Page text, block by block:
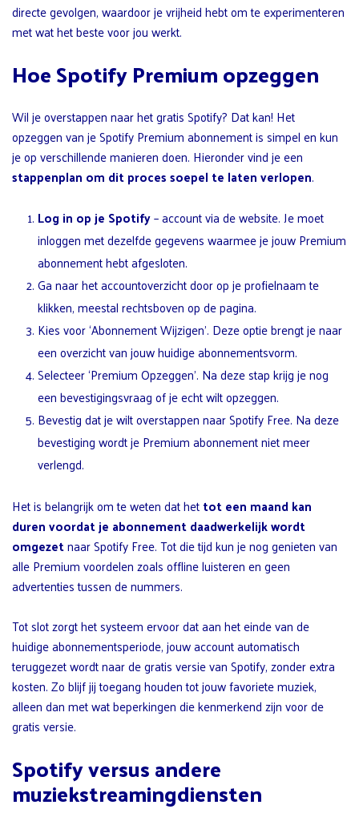
directe gevolgen, waardoor je vrijheid hebt om te experimenteren
met wat het beste voor jou werkt.
Hoe Spotify Premium opzeggen
Wil je overstappen naar het gratis Spotify? Dat kan! Het
opzeggen van je Spotify Premium abonnement is simpel en kun
je op verschillende manieren doen. Hieronder vind je een
stappenplan om dit proces soepel te laten verlopen.
Log in op je Spotify– account via de website. Je moet
inloggen met dezelfde gegevens waarmee je jouw Premium
abonnement hebt afgesloten.
Ga naar het accountoverzicht door op je profielnaam te
klikken, meestal rechtsboven op de pagina.
Kies voor ‘Abonnement Wijzigen’. Deze optie brengt je naar
een overzicht van jouw huidige abonnementsvorm.
Selecteer ‘Premium Opzeggen’. Na deze stap krijg je nog
een bevestigingsvraag of je echt wilt opzeggen.
Bevestig dat je wilt overstappen naar Spotify Free. Na deze
bevestiging wordt je Premium abonnement niet meer
verlengd.
Het is belangrijk om te weten dat hettot een maand kan
duren voordat je abonnement daadwerkelijk wordt
omgezetnaar Spotify Free. Tot die tijd kun je nog genieten van
alle Premium voordelen zoals offline luisteren en geen
advertenties tussen de nummers.
Tot slot zorgt het systeem ervoor dat aan het einde van de
huidige abonnementsperiode, jouw account automatisch
teruggezet wordt naar de gratis versie van Spotify, zonder extra
kosten. Zo blijf jij toegang houden tot jouw favoriete muziek,
alleen dan met wat beperkingen die kenmerkend zijn voor de
gratis versie.
Spotify versus andere
muziekstreamingdiensten